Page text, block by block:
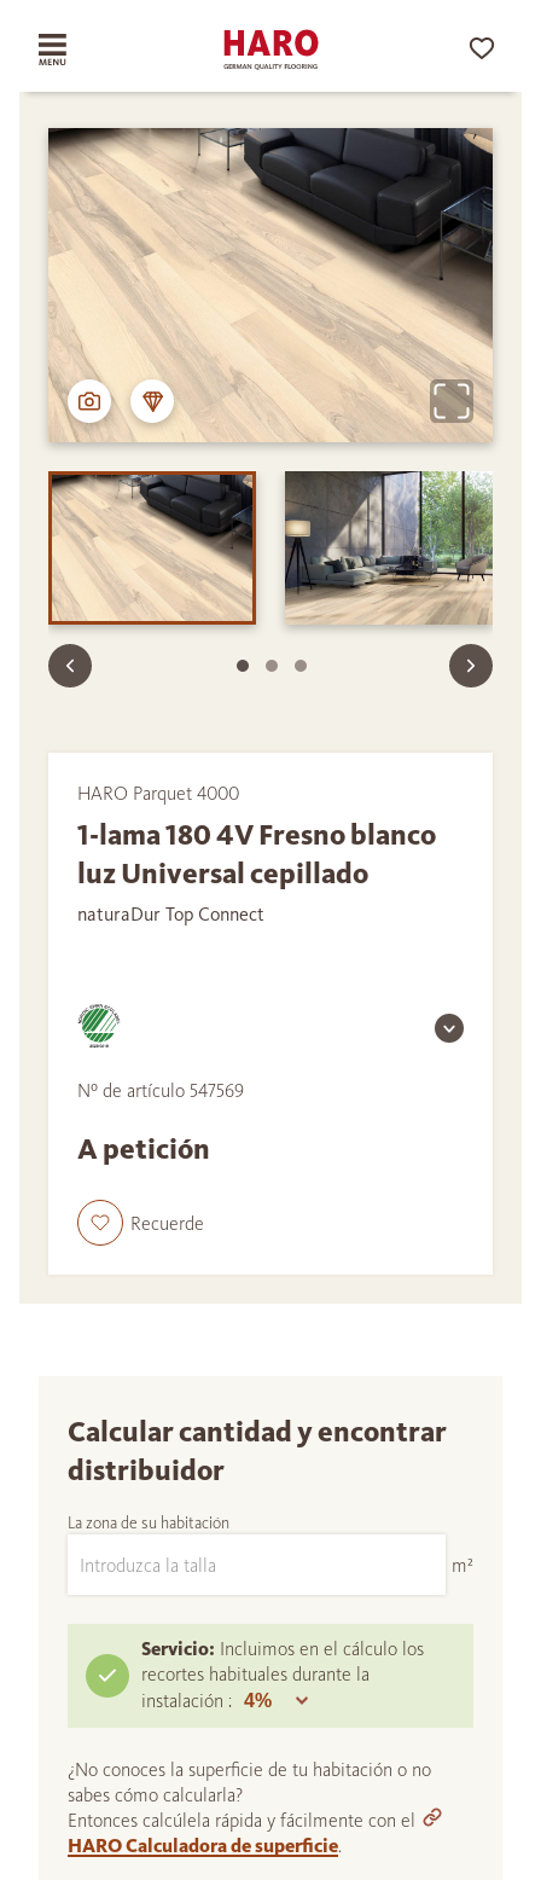
HARO Parquet 4000
1-lama 180 4V Fresno blanco
luz Universal cepillado
naturaDur Top Connect
Nº de artículo 547569
A petición
Recuerde
Calcular cantidad y encontrar
distribuidor
La zona de su habitación
m²
Servicio: Incluimos en el cálculo los
recortes habituales durante la
instalación :
¿No conoces la superficie de tu habitación o no
sabes cómo calcularla?
Entonces calcúlela rápida y fácilmente con el
HARO Calculadora de superficie.